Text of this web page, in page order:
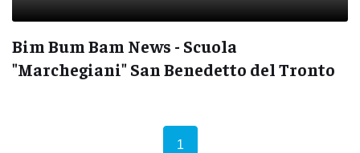
Bim Bum Bam News - Scuola
"Marchegiani" San Benedetto del Tronto
1